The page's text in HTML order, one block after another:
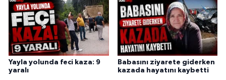
Yayla yolunda feci kaza: 9
yaralı
Babasını ziyarete giderken
kazada hayatını kaybetti